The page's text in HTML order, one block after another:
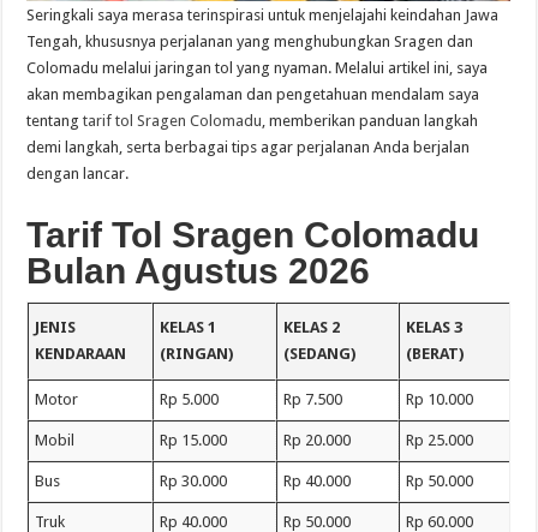
Seringkali saya merasa terinspirasi untuk menjelajahi keindahan Jawa
Tengah, khususnya perjalanan yang menghubungkan Sragen dan
Colomadu melalui jaringan tol yang nyaman. Melalui artikel ini, saya
akan membagikan pengalaman dan pengetahuan mendalam saya
tentangtarif tol Sragen Colomadu , memberikan panduan langkah
demi langkah, serta berbagai tips agar perjalanan Anda berjalan
dengan lancar.
Tarif Tol Sragen Colomadu
Bulan Agustus 2026
JENIS
KENDARAAN
KELAS 1
(RINGAN)
KELAS 2
(SEDANG)
KELAS 3
(BERAT)
Motor Rp 5.000 Rp 7.500 Rp 10.000
Mobil Rp 15.000 Rp 20.000 Rp 25.000
Bus Rp 30.000 Rp 40.000 Rp 50.000
Truk Rp 40.000 Rp 50.000 Rp 60.000